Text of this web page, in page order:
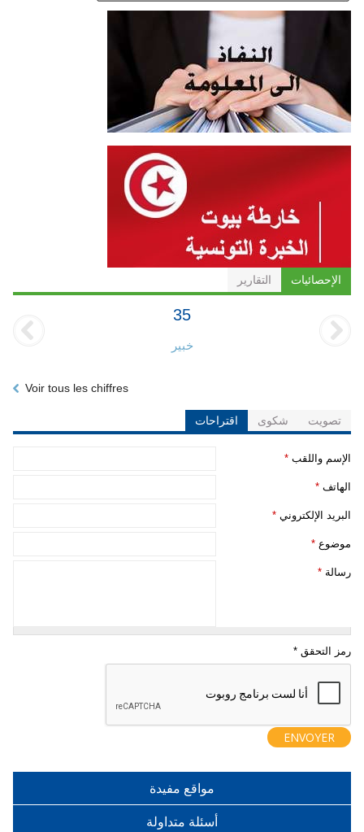
الإحصائيات التقارير
35
خبير
Voir tous les chiffres
تصويت شكوى اقتراحات
‏الإسم واللقب ‏ *
‏الهاتف ‏ *
‏البريد الإلكتروني ‏ *
‏موضوع ‏ *
‏رسالة ‏ *
مواقع مفيدة
أسئلة متداولة